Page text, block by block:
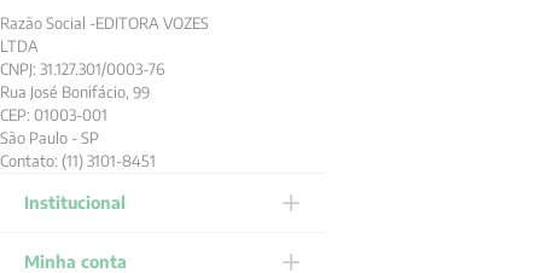
Razão Social -EDITORA VOZES
LTDA
CNPJ: 31.127.301/0003-76
Rua José Bonifácio, 99
CEP: 01003-001
São Paulo - SP
Contato: (11) 3101-8451
Institucional
Minha conta